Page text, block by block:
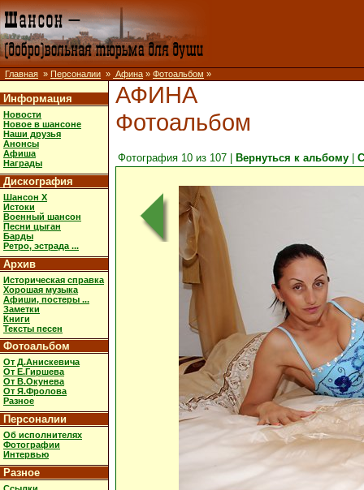
Главная » Персоналии » Афина » Фотоальбом »
Информация
Новости
Новое в шансоне
Наши друзья
Анонсы
Афиша
Награды
Дискография
Шансон X
Истоки
Военный шансон
Песни цыган
Барды
Ретро, эстрада ...
Архив
Историческая справка
Хорошая музыка
Афиши, постеры ...
Заметки
Книги
Тексты песен
Фотоальбом
От Д.Анискевича
От Е.Гиршева
От В.Окунева
От Я.Фролова
Разное
Персоналии
Об исполнителях
Фотографии
Интервью
Разное
АФИНА
Фотоальбом
Фотография 10 из 107 | Вернуться к альбому